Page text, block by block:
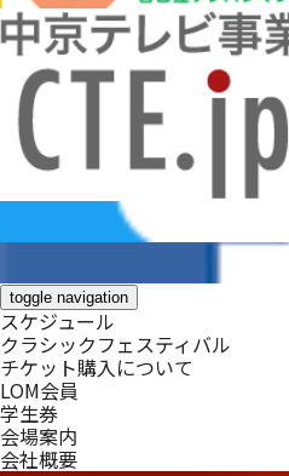
toggle navigation
スケジュール
クラシックフェスティバル
チケット購入について
LOM会員
学生券
会場案内
会社概要